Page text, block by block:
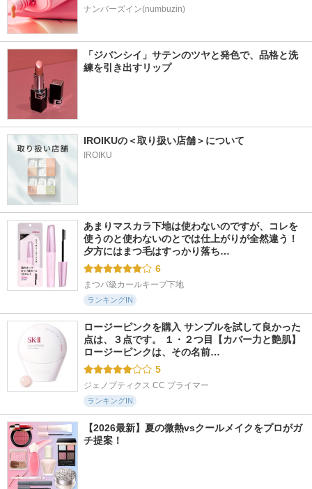
ナンバーズイン(numbuzin)
「ジバンシイ」サテンのツヤと発色で、品格と洗
練を引き出すリップ
IROIKUの＜取り扱い店舗＞について
IROIKU
あまりマスカラ下地は使わないのですが、コレを
使うのと使わないのとでは仕上がりが全然違う！
夕方にはまつ毛はすっかり落ち…
6
まつパ級カールキープ下地
ランキングIN
ロージーピンクを購入 サンプルを試して良かった
点は、３点です。 １・２つ目【カバー力と艶肌】
ロージーピンクは、その名前…
5
ジェノプティクス CC プライマー
ランキングIN
【2026最新】夏の微熱vsクールメイクをプロがガ
チ提案！